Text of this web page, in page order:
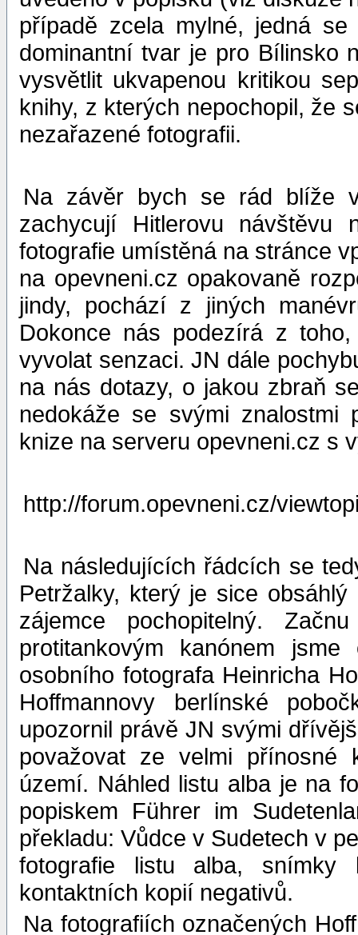
případě zcela mylné, jedná
dominantní tvar je pro Bílinsko
vysvětlit ukvapenou kritikou
knihy, z kterých nepochopil, že
nezařazené fotografii.
Na závěr bych se rád blíže
zachycují Hitlerovu
fotografie umístěná na stránce
na opevneni.cz opakovaně
jindy, pochází z jiných
Dokonce nás podezírá z
vyvolat senzaci. JN dále
na nás dotazy, o jakou zbraň
nedokáže se svými znalostmi
knize na serveru opevneni.cz s
http://forum.opevneni.cz/
Na následujících řádcích se
Petržalky, který je sice
zájemce pochopitelný.
protitankovým kanónem
osobního fotografa Heinricha
Hoffmannovy berlínské
upozornil právě JN svými
považovat ze velmi přínosné
území. Náhled listu alba je na
popiskem Führer im
překladu: Vůdce v Sudetech v
fotografie listu alba, snímky
kontaktních kopií negativů.
Na fotografiích označených